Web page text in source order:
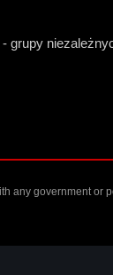
grupy
any government or